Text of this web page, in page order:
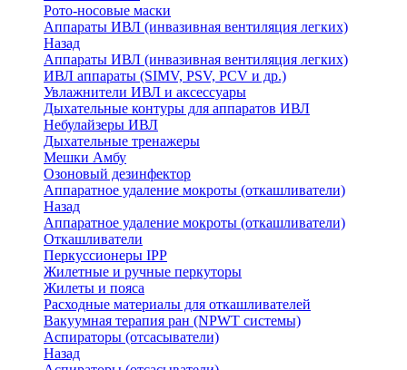
Рото-носовые маски
Аппараты ИВЛ (инвазивная вентиляция легких)
Назад
Аппараты ИВЛ (инвазивная вентиляция легких)
ИВЛ аппараты (SIMV, PSV, PCV и др.)
Увлажнители ИВЛ и аксессуары
Дыхательные контуры для аппаратов ИВЛ
Небулайзеры ИВЛ
Дыхательные тренажеры
Мешки Амбу
Озоновый дезинфектор
Аппаратное удаление мокроты (откашливатели)
Назад
Аппаратное удаление мокроты (откашливатели)
Откашливатели
Перкуссионеры IPP
Жилетные и ручные перкуторы
Жилеты и пояса
Расходные материалы для откашливателей
Вакуумная терапия ран (NPWT системы)
Аспираторы (отсасыватели)
Назад